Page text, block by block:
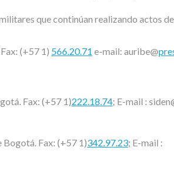
que continúan realizando actos
(+57 1) 566.20.71 e-mail: auribe@
Fax: (+57 1)222.18.74; E-mail :
Bogotá. Fax: (+57 1)342.97.23; E-mail :